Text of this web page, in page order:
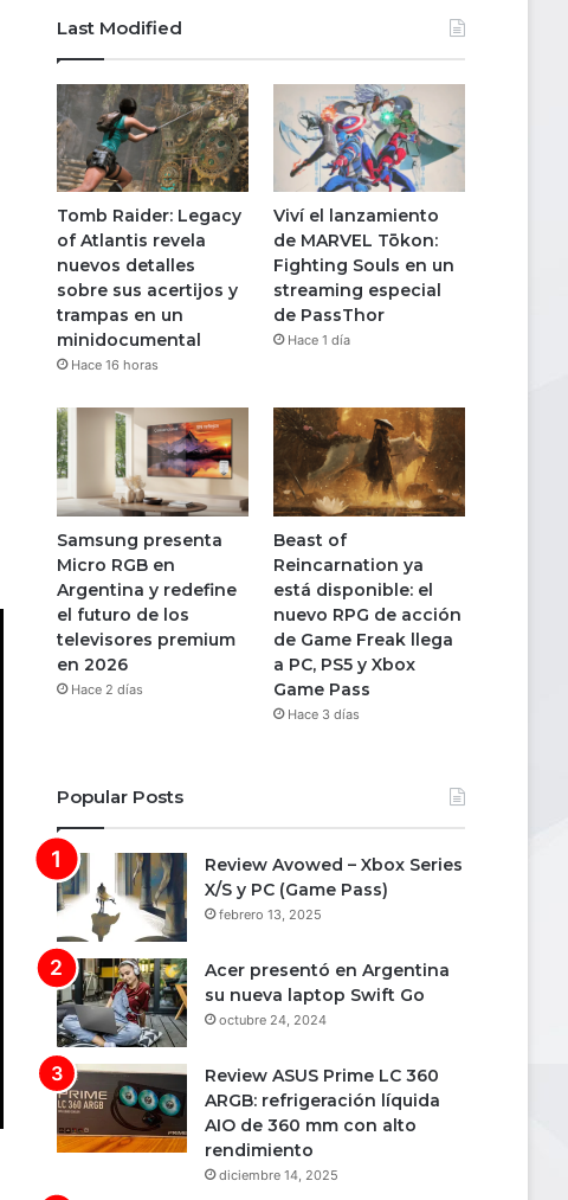
Last Modified
Tomb Raider: Legacy
of Atlantis revela
nuevos detalles
sobre sus acertijos y
trampas en un
minidocumental
Hace 16 horas
Viví el lanzamiento
de MARVEL Tōkon:
Fighting Souls en un
streaming especial
de PassThor
Hace 1 día
Samsung presenta
Micro RGB en
Argentina y redefine
el futuro de los
televisores premium
en 2026
Hace 2 días
Beast of
Reincarnation ya
está disponible: el
nuevo RPG de acción
de Game Freak llega
a PC, PS5 y Xbox
Game Pass
Hace 3 días
Popular Posts
Review Avowed – Xbox Series
X/S y PC (Game Pass)
febrero 13, 2025
Acer presentó en Argentina
su nueva laptop Swift Go
octubre 24, 2024
Review ASUS Prime LC 360
ARGB: refrigeración líquida
AIO de 360 mm con alto
rendimiento
diciembre 14, 2025